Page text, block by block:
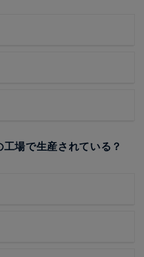
場で生産されている？